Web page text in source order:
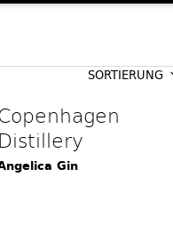
SORTIERUNG
Distillery
Gin